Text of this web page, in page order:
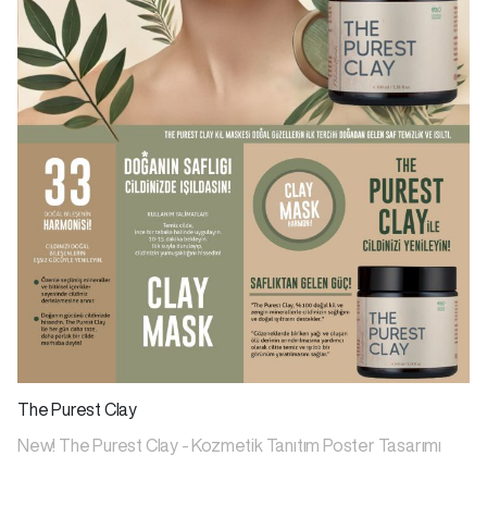
The Purest Clay
New! The Purest Clay - Kozmetik Tanıtım Poster Tasarımı